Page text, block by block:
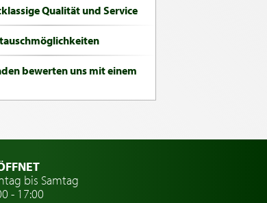
Qualität und Service
bewerten uns mit einem
bis Samtag
- 17:00